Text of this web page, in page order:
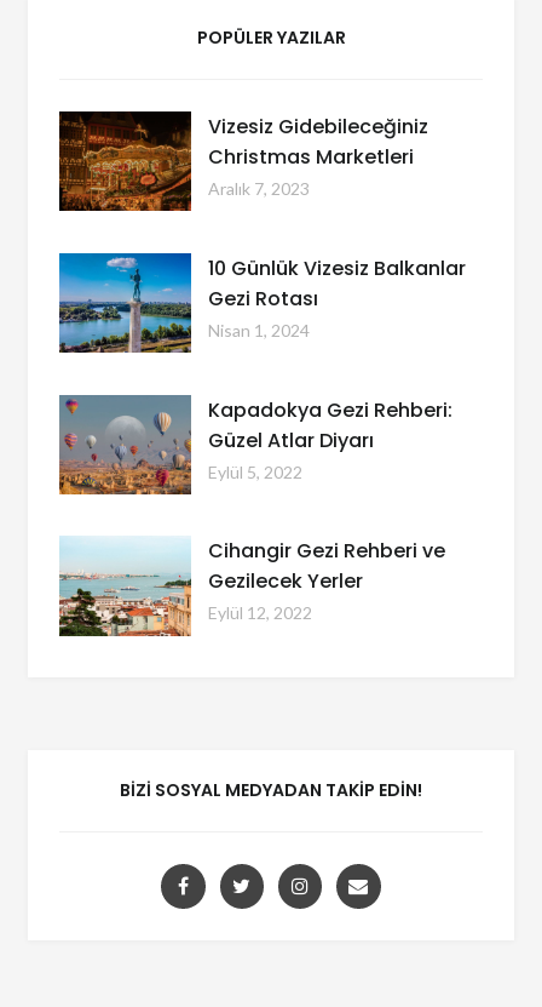
POPÜLER YAZILAR
Vizesiz Gidebileceğiniz
Christmas Marketleri
Aralık 7, 2023
10 Günlük Vizesiz Balkanlar
Gezi Rotası
Nisan 1, 2024
Kapadokya Gezi Rehberi:
Güzel Atlar Diyarı
Eylül 5, 2022
Cihangir Gezi Rehberi ve
Gezilecek Yerler
Eylül 12, 2022
BIZI SOSYAL MEDYADAN TAKIP EDIN!